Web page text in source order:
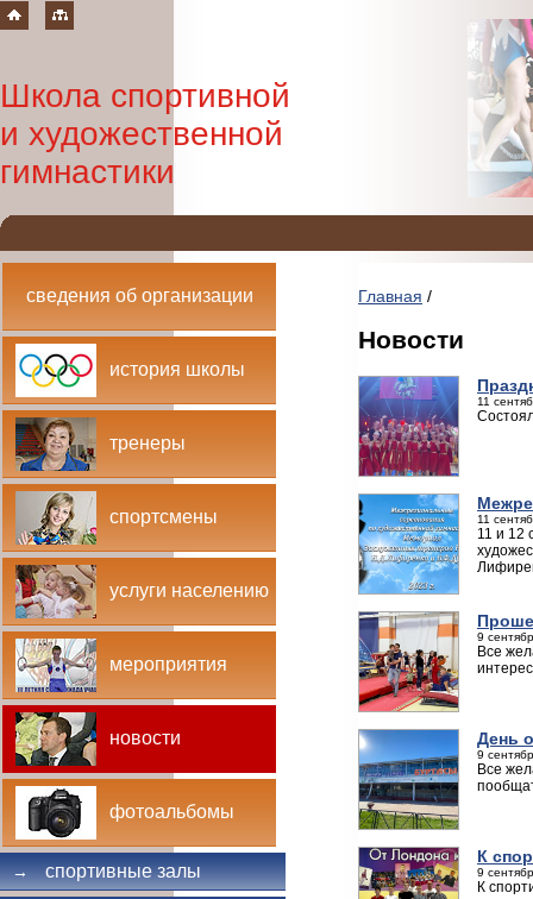
Школа спортивной
и художественной
гимнастики
сведения об организации
история школы
тренеры
спортсмены
услуги населению
мероприятия
новости
фотоальбомы
→ спортивные залы
Главная /
Новости
11
11
11 и 12
9
Все
День
9
Все
К
9
К